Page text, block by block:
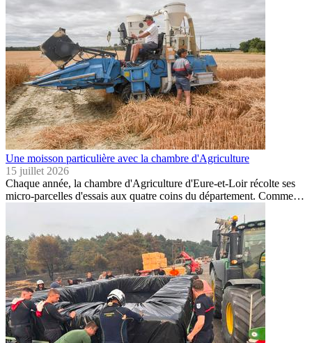
Une moisson particulière avec la chambre d'Agriculture
15 juillet 2026
Chaque année, la chambre d'Agriculture d'Eure-et-Loir récolte ses
micro-parcelles d'essais aux quatre coins du département. Comme…